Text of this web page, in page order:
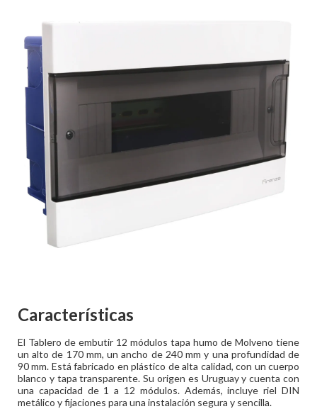
Características
El Tablero de embutir 12 módulos tapa humo de Molveno tiene
un alto de 170 mm, un ancho de 240 mm y una profundidad de
90 mm. Está fabricado en plástico de alta calidad, con un cuerpo
blanco y tapa transparente. Su origen es Uruguay y cuenta con
una capacidad de 1 a 12 módulos. Además, incluye riel DIN
metálico y fijaciones para una instalación segura y sencilla.